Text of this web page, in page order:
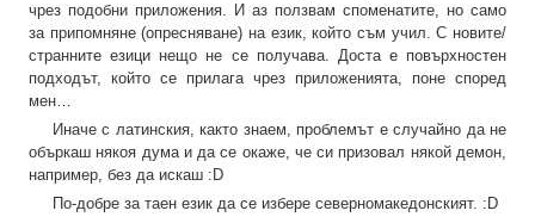
чрез подобни приложения. И аз ползвам споменатите, но само
за припомняне (опресняване) на език, който съм учил. С новите/
странните езици нещо не се получава. Доста е повърхностен
подходът, който се прилага чрез приложенията, поне според
мен…
Иначе с латинския, както знаем, проблемът е случайно да не
объркаш някоя дума и да се окаже, че си призовал някой демон,
например, без да искаш :D
По-добре за таен език да се избере северномакедонският. :D